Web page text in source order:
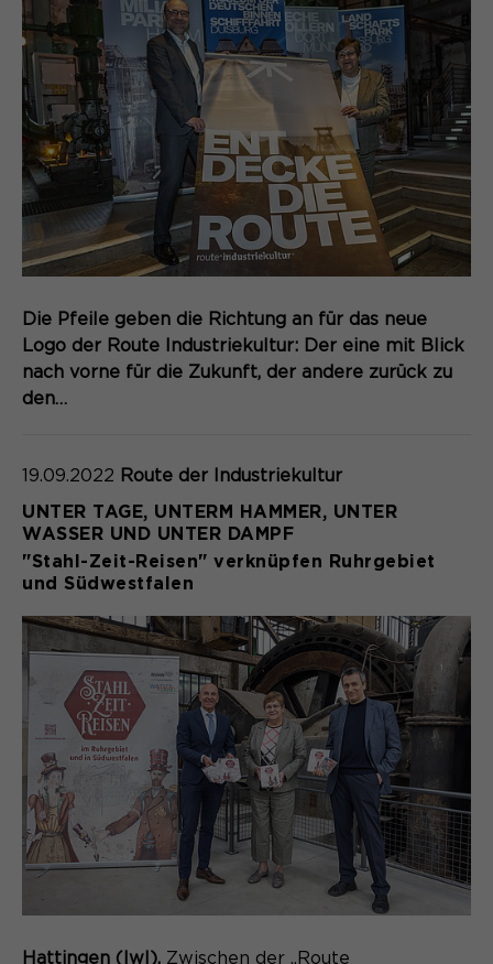
Die Pfeile geben die Richtung an für das neue
Logo der Route Industriekultur: Der eine mit Blick
nach vorne für die Zukunft, der andere zurück zu
den…
19.09.2022 Route der Industriekultur
UNTER TAGE, UNTERM HAMMER, UNTER
WASSER UND UNTER DAMPF
"Stahl-Zeit-Reisen" verknüpfen Ruhrgebiet
und Südwestfalen
Hattingen (lwl). Zwischen der „Route